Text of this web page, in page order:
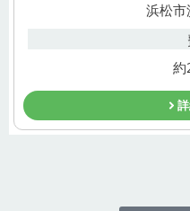
浜松市
約